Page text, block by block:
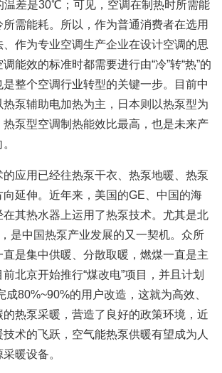
差是30℃；可见，空调在制热时所需能
需能耗。所以，作为普通消费者在选用
作为专业空调生产企业在设计空调的思
能效的标准时都需要进行由“冷”转“热”的
整个空调行业转型的关键一步。目前中
热泵辅助电加热为主，日本则以热泵型为
热泵型空调制热能效比最高，也是未来产
的应用已经往热泵干衣、热泵地暖、热泵
延伸。近年来，美国的GE、中国的海
其热水器上运用了热泵技术。尤其是北
是中国热泵产业发展的又一契机。众所
直是集中供暖、分散取暖，燃煤一直是主
北京开始推行“煤改电”项目，并且计划
成80%~90%的用户改造，这就为高效、
热泵采暖，营造了良好的政策环境，近
技术的飞跃，空气能热泵供暖有望成为人
暖设备。